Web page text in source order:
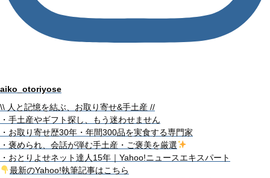
aiko_otoriyose
\\ 人と記憶を結ぶ、お取り寄せ&手土産 //
・手土産やギフト探し、もう迷わせません
・お取り寄せ歴30年・年間300品を実食する専門家
・褒められ、会話が弾む手土産・ご褒美を厳選
・おとりよせネット達人15年｜Yahoo!ニュースエキスパート
最新のYahoo!執筆記事はこちら